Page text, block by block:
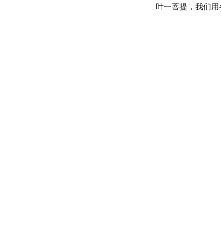
叶一菩提，我们